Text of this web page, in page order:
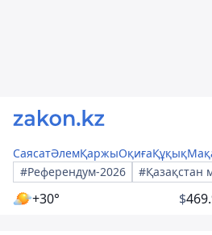
СаясатӘлемҚаржыОқиғаҚұқық
#Референдум-2026
+30° $